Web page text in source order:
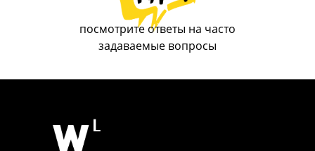
посмотрите ответы на часто
задаваемые вопросы